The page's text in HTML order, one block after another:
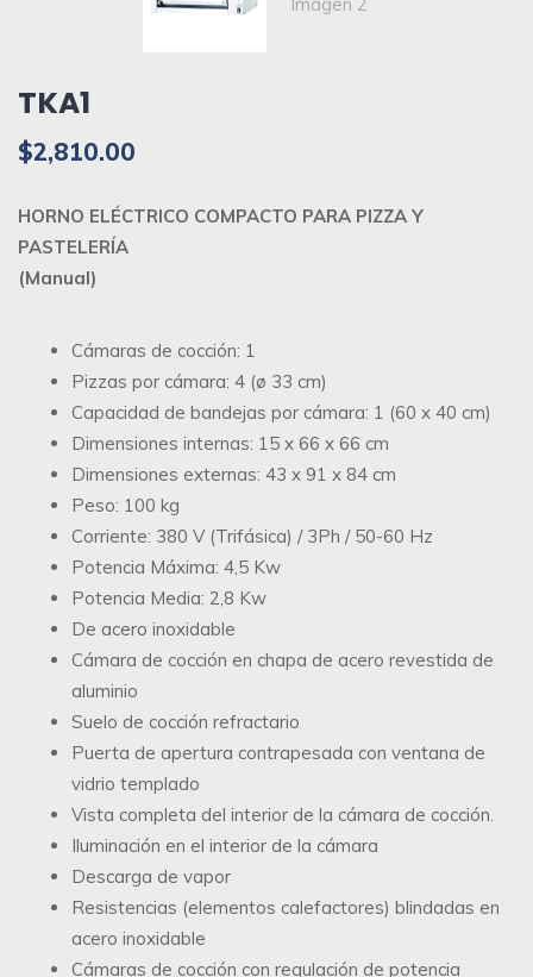
TKA1
$2,810.00
HORNO ELÉCTRICO COMPACTO PARA PIZZA Y
PASTELERÍA
(Manual)
Cámaras de cocción: 1
Pizzas por cámara: 4 (ø 33 cm)
Capacidad de bandejas por cámara: 1 (60 x 40 cm)
Dimensiones internas: 15 x 66 x 66 cm
Dimensiones externas: 43 x 91 x 84 cm
Peso: 100 kg
Corriente: 380 V (Trifásica) / 3Ph / 50-60 Hz
Potencia Máxima: 4,5 Kw
Potencia Media: 2,8 Kw
De acero inoxidable
Cámara de cocción en chapa de acero revestida de
aluminio
Suelo de cocción refractario
Puerta de apertura contrapesada con ventana de
vidrio templado
Vista completa del interior de la cámara de cocción.
Iluminación en el interior de la cámara
Descarga de vapor
Resistencias (elementos calefactores) blindadas en
acero inoxidable
Cámaras de cocción con regulación de potencia